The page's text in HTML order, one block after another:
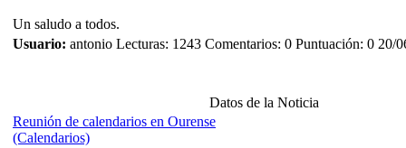
Un saludo a todos.
Usuario: antonio Lecturas: 1243 Comentarios: 0 Puntuación: 0 20/
Datos de la Noticia
Reunión de calendarios en Ourense
(Calendarios)